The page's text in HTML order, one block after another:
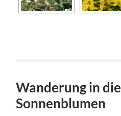
Wanderung in die
Sonnenblumen